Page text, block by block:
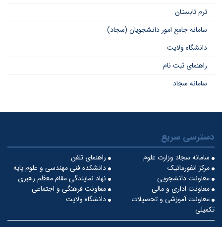
ترم تابستان
سامانه جامع امور دانشجویان (سجاد)
دانشگاه ولایت
راهنمای ثبت نام
سامانه سجاد
دسترسی سریع
راهنمای تلفن
سامانه سجاد وزارت علوم
دانشکده فنی مهندسی و علوم پایه
مرکز انفورماتیک
نهاد نمایندگی مقام معظم رهبری
معاونت دانشجویی
معاونت فرهنگی و اجتماعی
معاونت اداری و مالی
دانشگاه ولایت
معاونت آموزشی و تحصیلات
تکمیلی